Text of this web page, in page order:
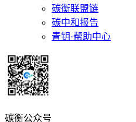
碳衡联盟链
碳中和报告
青钥·帮助中心
碳衡公众号